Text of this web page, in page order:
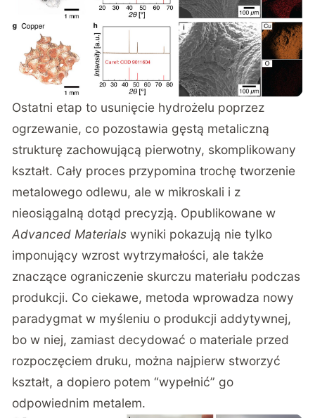
Ostatni etap to usunięcie hydrożelu poprzez
ogrzewanie, co pozostawia gęstą metaliczną
strukturę zachowującą pierwotny, skomplikowany
kształt. Cały proces przypomina trochę tworzenie
metalowego odlewu, ale w mikroskali i z
nieosiągalną dotąd precyzją. Opublikowane w
Advanced Materials wyniki pokazują nie tylko
imponujący wzrost wytrzymałości, ale także
znaczące ograniczenie skurczu materiału podczas
produkcji. Co ciekawe, metoda wprowadza nowy
paradygmat w myśleniu o produkcji addytywnej,
bo w niej, zamiast decydować o materiale przed
rozpoczęciem druku, można najpierw stworzyć
kształt, a dopiero potem “wypełnić” go
odpowiednim metalem.